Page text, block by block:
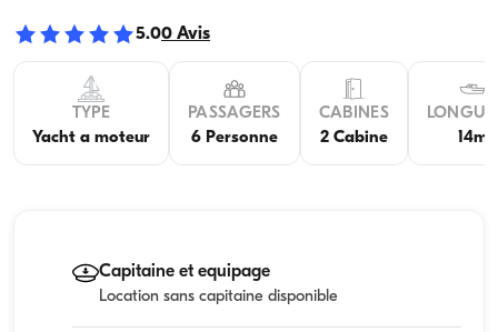
5.00 Avis
TYPE
Yacht a moteur
PASSAGERS
6 Personne
CABINES
2 Cabine
14m
Capitaine et equipage
Location sans capitaine disponible